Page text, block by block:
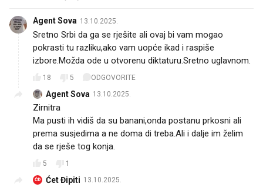
Agent Sova 13.10.2025.
Sretno Srbi da ga se rješite ali ovaj bi vam mogao
pokrasti tu razliku,ako vam uopće ikad i raspiše
izbore.Možda ode u otvorenu diktaturu.Sretno uglavnom.
18 5 ODGOVORITE
Agent Sova 13.10.2025.
Zirnitra
Ma pusti ih vidiš da su banani,onda postanu prkosni ali
prema susjedima a ne doma di treba.Ali i dalje im želim
da se rješe tog konja.
5 1
ĆĐ Ćet Đipiti 13.10.2025.